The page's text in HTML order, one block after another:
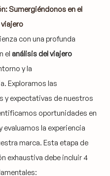
Sumergiéndonos en el
con una profunda
el análisis del viajero
y la
Exploramos las
y expectativas de nuestros
oportunidades en
evaluamos la experiencia
marca. Esta etapa de
exhaustiva debe incluir 4